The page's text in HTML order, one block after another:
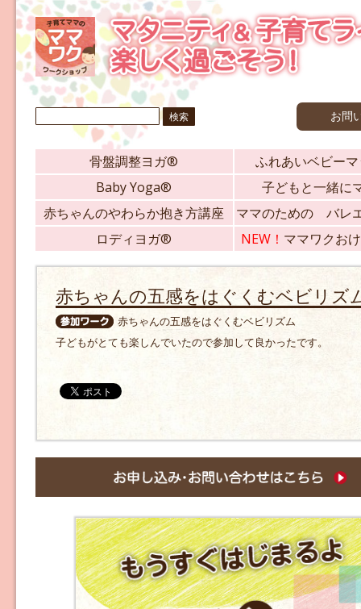
検
索: お問
骨盤調整ヨガ®
ふれあいベビー
Baby Yoga®
子どもと一緒に
赤ちゃんのやわらか抱き方講座
ママのための バレ
ロディヨガ®
NEW！ ママワクお
赤ちゃんの五感をはぐくむベビリズ
赤ちゃんの五感をはぐくむベビリズム
子どもがとても楽しんでいたので参加して良かったです。